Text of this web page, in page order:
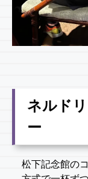
ネルド
ー
松下記念館の